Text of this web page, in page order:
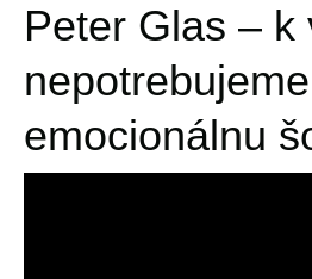
Peter Glas – k
nepotrebujeme
emocionálnu